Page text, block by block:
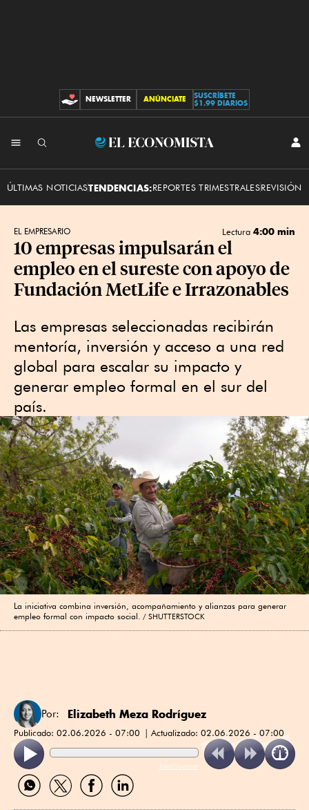
CONTRIBUCIONES
NEWSLETTER ANÚNCIATE
SUSCRÍBETE
$1.99 DIARIOS
El
ÚLTIMAS NOTICIASTENDENCIAS:REPORTES TRIMESTRALESREVISIÓN
EL EMPRESARIO Lectura 4:00 min
10 empresas impulsarán el
empleo en el sureste con apoyo de
Fundación MetLife e Irrazonables
Las empresas seleccionadas recibirán
mentoría, inversión y acceso a una red
global para escalar su impacto y
generar empleo formal en el sur del
país.
La iniciativa combina inversión, acompañamiento y alianzas para generar
empleo formal con impacto social.
SHUTTERSTOCK
Por: Elizabeth Meza Rodríguez
Publicado: 02.06.2026 - 07:00 Actualizado: 02.06.2026 - 07:00
ReadSpeaker
Compartir
por
Compartir
por
Compartir
por
Compartir
por